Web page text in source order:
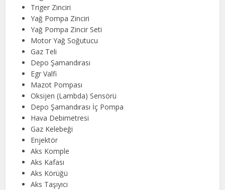
Triger Zinciri
Yağ Pompa Zinciri
Yağ Pompa Zincir Seti
Motor Yağ Soğutucu
Gaz Teli
Depo Şamandırası
Egr Valfi
Mazot Pompası
Oksijen (Lambda) Sensörü
Depo Şamandırası İç Pompa
Hava Debimetresi
Gaz Kelebeği
Enjektör
Aks Komple
Aks Kafası
Aks Körüğü
Aks Taşıyıcı